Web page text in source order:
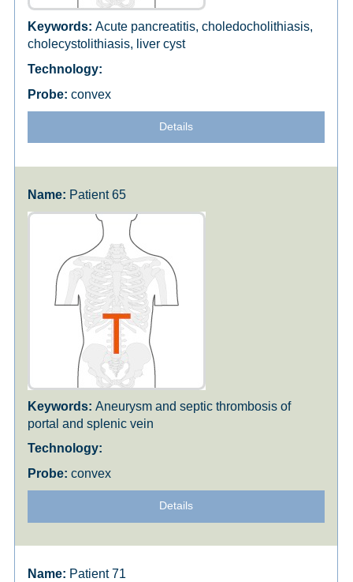
Acute pancreatitis, choledocholithiasis,
cholecystolithiasis, liver cyst
convex
Details
Patient 65
Aneurysm and septic thrombosis of
portal and splenic vein
convex
Details
Patient 71